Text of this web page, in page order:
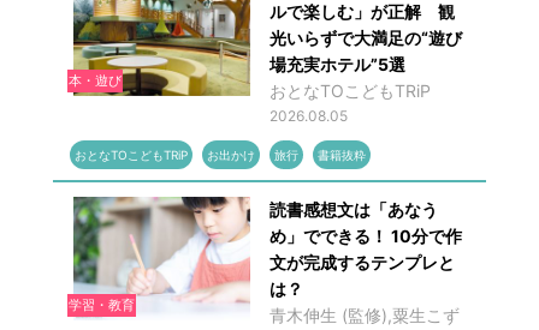
本・遊び
ルで楽しむ」が正解 観
光いらずで大満足の“遊び
場充実ホテル”5選
おとなTOこどもTRiP
2026.08.05
おとなTOこどもTRiP お出かけ 旅行 書籍抜粋
学習・教育
読書感想文は「あなう
め」でできる！ 10分で作
文が完成するテンプレと
は？
青木伸生 (監修),粟生こず